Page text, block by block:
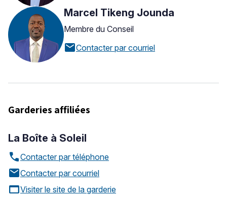
Marcel Tikeng Jounda
Membre du Conseil
mailContacter par courriel
Garderies affiliées
La Boîte à Soleil
callContacter par téléphone
mailContacter par courriel
web_assetVisiter le site de la garderie